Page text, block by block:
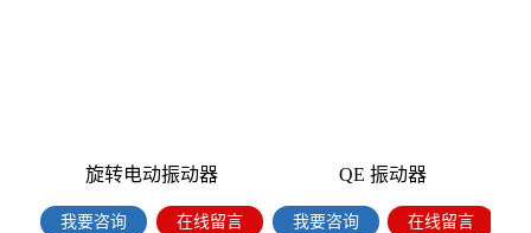
旋转电动振动器
我要咨询 在线留言
QE 振动器
我要咨询 在线留言